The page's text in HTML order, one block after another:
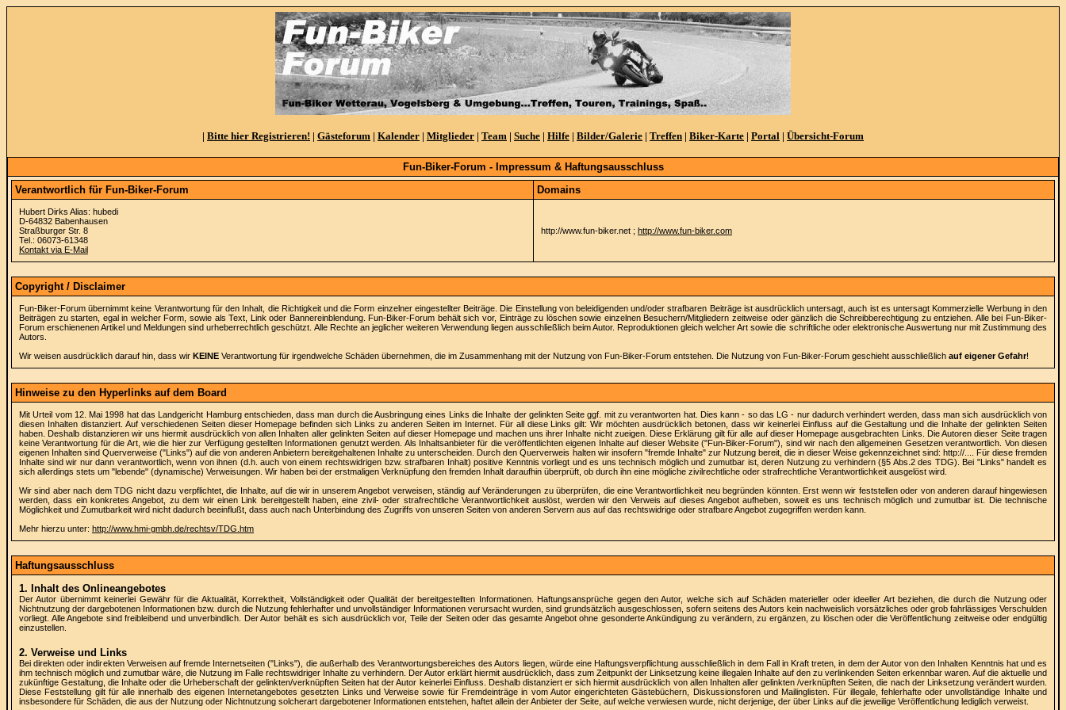
| Bitte hier Registrieren! | Gästeforum | Kalender | Mitglieder | Team | Suche | Hilfe | Bilder/Galerie | Treffen | Biker-Karte | Portal | Übersicht-Forum
Fun-Biker-Forum - Impressum & Haftungsausschluss
Verantwortlich für Fun-Biker-Forum
Domains
Hubert Dirks Alias: hubedi
D-64832 Babenhausen
Straßburger Str. 8
Tel.: 06073-61348
Kontakt via E-Mail
http://www.fun-biker.net ; http://www.fun-biker.com
Copyright / Disclaimer
Fun-Biker-Forum übernimmt keine Verantwortung für den Inhalt, die Richtigkeit und die Form einzelner eingestellter Beiträge. Die Einstellung von beleidigenden und/oder strafbaren Beiträge ist ausdrücklich untersagt, auch ist es untersagt Kommerzielle Werbung in den
Beiträgen zu starten, egal in welcher Form, sowie als Text, Link oder Bannereinblendung. Fun-Biker-Forum behält sich vor, Einträge zu löschen sowie einzelnen Besuchern/Mitgliedern zeitweise oder gänzlich die Schreibberechtigung zu entziehen. Alle bei Fun-Biker-
Forum erschienenen Artikel und Meldungen sind urheberrechtlich geschützt. Alle Rechte an jeglicher weiteren Verwendung liegen ausschließlich beim Autor. Reproduktionen gleich welcher Art sowie die schriftliche oder elektronische Auswertung nur mit Zustimmung des
Autors.
Wir weisen ausdrücklich darauf hin, dass wir KEINE Verantwortung für irgendwelche Schäden übernehmen, die im Zusammenhang mit der Nutzung von Fun-Biker-Forum entstehen. Die Nutzung von Fun-Biker-Forum geschieht ausschließlich auf eigener Gefahr!
Hinweise zu den Hyperlinks auf dem Board
Mit Urteil vom 12. Mai 1998 hat das Landgericht Hamburg entschieden, dass man durch die Ausbringung eines Links die Inhalte der gelinkten Seite ggf. mit zu verantworten hat. Dies kann - so das LG - nur dadurch verhindert werden, dass man sich ausdrücklich von
diesen Inhalten distanziert. Auf verschiedenen Seiten dieser Homepage befinden sich Links zu anderen Seiten im Internet. Für all diese Links gilt: Wir möchten ausdrücklich betonen, dass wir keinerlei Einfluss auf die Gestaltung und die Inhalte der gelinkten Seiten
haben. Deshalb distanzieren wir uns hiermit ausdrücklich von allen Inhalten aller gelinkten Seiten auf dieser Homepage und machen uns ihrer Inhalte nicht zueigen. Diese Erklärung gilt für alle auf dieser Homepage ausgebrachten Links. Die Autoren dieser Seite tragen
keine Verantwortung für die Art, wie die hier zur Verfügung gestellten Informationen genutzt werden. Als Inhaltsanbieter für die veröffentlichten eigenen Inhalte auf dieser Website ("Fun-Biker-Forum"), sind wir nach den allgemeinen Gesetzen verantwortlich. Von diesen
eigenen Inhalten sind Querverweise ("Links") auf die von anderen Anbietern bereitgehaltenen Inhalte zu unterscheiden. Durch den Querverweis halten wir insofern "fremde Inhalte" zur Nutzung bereit, die in dieser Weise gekennzeichnet sind: http://.... Für diese fremden
Inhalte sind wir nur dann verantwortlich, wenn von ihnen (d.h. auch von einem rechtswidrigen bzw. strafbaren Inhalt) positive Kenntnis vorliegt und es uns technisch möglich und zumutbar ist, deren Nutzung zu verhindern (§5 Abs.2 des TDG). Bei "Links" handelt es
sich allerdings stets um "lebende" (dynamische) Verweisungen. Wir haben bei der erstmaligen Verknüpfung den fremden Inhalt daraufhin überprüft, ob durch ihn eine mögliche zivilrechtliche oder strafrechtliche Verantwortlichkeit ausgelöst wird.
Wir sind aber nach dem TDG nicht dazu verpflichtet, die Inhalte, auf die wir in unserem Angebot verweisen, ständig auf Veränderungen zu überprüfen, die eine Verantwortlichkeit neu begründen könnten. Erst wenn wir feststellen oder von anderen darauf hingewiesen
werden, dass ein konkretes Angebot, zu dem wir einen Link bereitgestellt haben, eine zivil- oder strafrechtliche Verantwortlichkeit auslöst, werden wir den Verweis auf dieses Angebot aufheben, soweit es uns technisch möglich und zumutbar ist. Die technische
Möglichkeit und Zumutbarkeit wird nicht dadurch beeinflußt, dass auch nach Unterbindung des Zugriffs von unseren Seiten von anderen Servern aus auf das rechtswidrige oder strafbare Angebot zugegriffen werden kann.
Mehr hierzu unter: http://www.hmi-gmbh.de/rechtsv/TDG.htm
Haftungsausschluss
1. Inhalt des Onlineangebotes
Der Autor übernimmt keinerlei Gewähr für die Aktualität, Korrektheit, Vollständigkeit oder Qualität der bereitgestellten Informationen. Haftungsansprüche gegen den Autor, welche sich auf Schäden materieller oder ideeller Art beziehen, die durch die Nutzung oder
Nichtnutzung der dargebotenen Informationen bzw. durch die Nutzung fehlerhafter und unvollständiger Informationen verursacht wurden, sind grundsätzlich ausgeschlossen, sofern seitens des Autors kein nachweislich vorsätzliches oder grob fahrlässiges Verschulden
vorliegt. Alle Angebote sind freibleibend und unverbindlich. Der Autor behält es sich ausdrücklich vor, Teile der Seiten oder das gesamte Angebot ohne gesonderte Ankündigung zu verändern, zu ergänzen, zu löschen oder die Veröffentlichung zeitweise oder endgültig
einzustellen.
2. Verweise und Links
Bei direkten oder indirekten Verweisen auf fremde Internetseiten ("Links"), die außerhalb des Verantwortungsbereiches des Autors liegen, würde eine Haftungsverpflichtung ausschließlich in dem Fall in Kraft treten, in dem der Autor von den Inhalten Kenntnis hat und es
ihm technisch möglich und zumutbar wäre, die Nutzung im Falle rechtswidriger Inhalte zu verhindern. Der Autor erklärt hiermit ausdrücklich, dass zum Zeitpunkt der Linksetzung keine illegalen Inhalte auf den zu verlinkenden Seiten erkennbar waren. Auf die aktuelle und
zukünftige Gestaltung, die Inhalte oder die Urheberschaft der gelinkten/verknüpften Seiten hat der Autor keinerlei Einfluss. Deshalb distanziert er sich hiermit ausdrücklich von allen Inhalten aller gelinkten /verknüpften Seiten, die nach der Linksetzung verändert wurden.
Diese Feststellung gilt für alle innerhalb des eigenen Internetangebotes gesetzten Links und Verweise sowie für Fremdeinträge in vom Autor eingerichteten Gästebüchern, Diskussionsforen und Mailinglisten. Für illegale, fehlerhafte oder unvollständige Inhalte und
insbesondere für Schäden, die aus der Nutzung oder Nichtnutzung solcherart dargebotener Informationen entstehen, haftet allein der Anbieter der Seite, auf welche verwiesen wurde, nicht derjenige, der über Links auf die jeweilige Veröffentlichung lediglich verweist.